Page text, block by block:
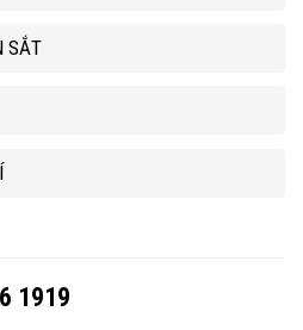
SẮT
1919